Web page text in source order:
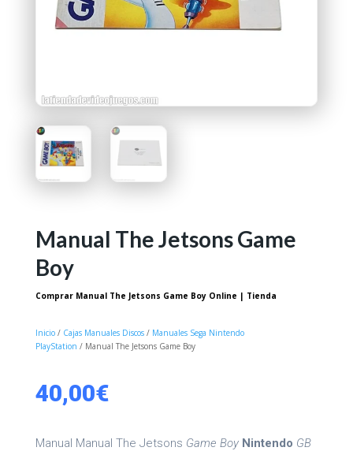
Manual The Jetsons Game
Boy
Comprar Manual The Jetsons Game Boy Online | Tienda
Inicio/ Cajas Manuales Discos/ Manuales Sega Nintendo
PlayStation / Manual The Jetsons Game Boy
40,00€
Manual Manual The Jetsons Game Boy Nintendo GB